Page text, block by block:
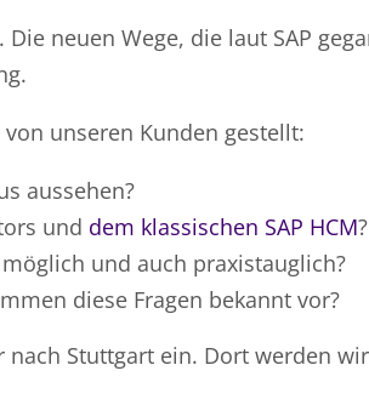
neuen Wege, die laut SAP
unseren Kunden gestellt:
aussehen?
und dem klassischen SAP HCM?
und auch praxistauglich?
diese Fragen bekannt vor?
Stuttgart ein. Dort werden